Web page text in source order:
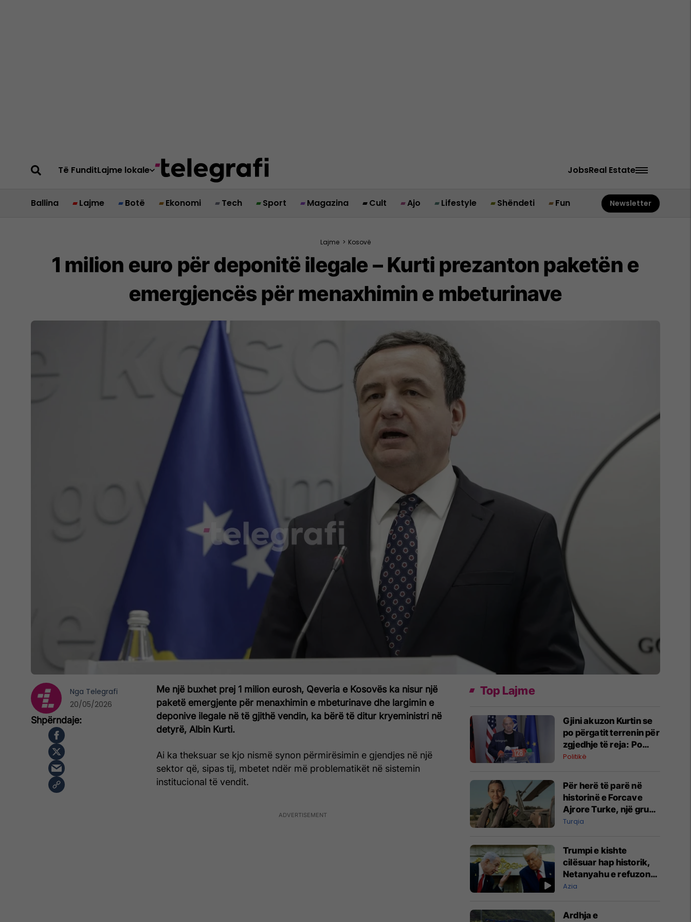
Të FunditLajme lokale JobsReal Estate
Ballina Lajme Botë Ekonomi Tech Sport Magazina Cult Ajo Lifestyle Shëndeti Fun Newsletter
Lajme > Kosovë
1 milion euro për deponitë ilegale – Kurti prezanton paketën e
emergjencës për menaxhimin e mbeturinave
Me një buxhet prej 1 milion eurosh, Qeveria e Kosovës ka nisur një
paketë emergjente për menaxhimin e mbeturinave dhe largimin e
deponive ilegale në të gjithë vendin, ka bërë të ditur kryeministri në
detyrë, Albin Kurti.
Ai ka theksuar se kjo nismë synon përmirësimin e gjendjes në një
sektor që, sipas tij, mbetet ndër më problematikët në sistemin
institucional të vendit.
Nga Telegrafi
20/05/2026
Top Lajme
Gjini akuzon Kurtin se
po përgatit terrenin për
zgjedhje të reja: Po
manipulon opinionin
Politikë
Për herë të parë në
historinë e Forcave
Ajrore Turke, një grua
merr gradën e
Turqia
Trumpi e kishte
cilësuar hap historik,
Netanyahu e refuzon
marrëveshjen për
Azia
Ardhja e